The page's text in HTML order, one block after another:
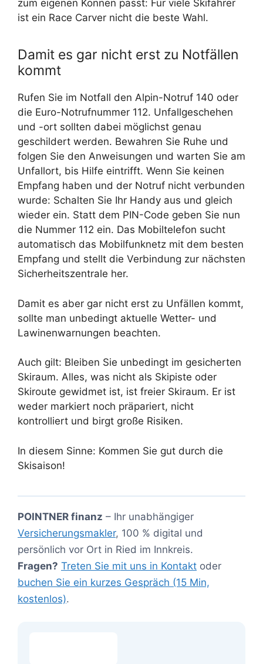
zum eigenen Können passt: Für viele Skifahrer
ist ein Race Carver nicht die beste Wahl.
Damit es gar nicht erst zu Notfällen
kommt
Rufen Sie im Notfall den Alpin-Notruf 140 oder
die Euro-Notrufnummer 112. Unfallgeschehen
und -ort sollten dabei möglichst genau
geschildert werden. Bewahren Sie Ruhe und
folgen Sie den Anweisungen und warten Sie am
Unfallort, bis Hilfe eintrifft. Wenn Sie keinen
Empfang haben und der Notruf nicht verbunden
wurde: Schalten Sie Ihr Handy aus und gleich
wieder ein. Statt dem PIN-Code geben Sie nun
die Nummer 112 ein. Das Mobiltelefon sucht
automatisch das Mobilfunknetz mit dem besten
Empfang und stellt die Verbindung zur nächsten
Sicherheitszentrale her.
Damit es aber gar nicht erst zu Unfällen kommt,
sollte man unbedingt aktuelle Wetter- und
Lawinenwarnungen beachten.
Auch gilt: Bleiben Sie unbedingt im gesicherten
Skiraum. Alles, was nicht als Skipiste oder
Skiroute gewidmet ist, ist freier Skiraum. Er ist
weder markiert noch präpariert, nicht
kontrolliert und birgt große Risiken.
In diesem Sinne: Kommen Sie gut durch die
Skisaison!
POINTNER finanz – Ihr unabhängiger
Versicherungsmakler, 100 % digital und
persönlich vor Ort in Ried im Innkreis.
Fragen? Treten Sie mit uns in Kontakt oder
buchen Sie ein kurzes Gespräch (15 Min,
kostenlos).